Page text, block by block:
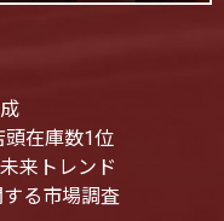
在庫数1位
来トレンド
る市場調査